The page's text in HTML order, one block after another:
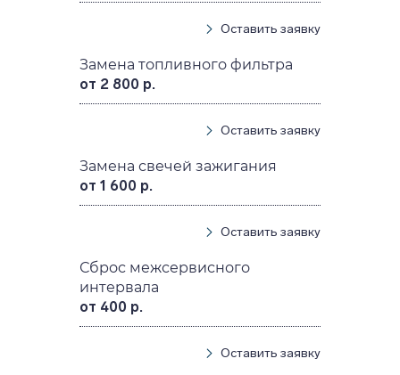
Оставить заявку
Замена топливного фильтра
от 2 800 р.
Оставить заявку
Замена свечей зажигания
от 1 600 р.
Оставить заявку
Сброс межсервисного
интервала
от 400 р.
Оставить заявку